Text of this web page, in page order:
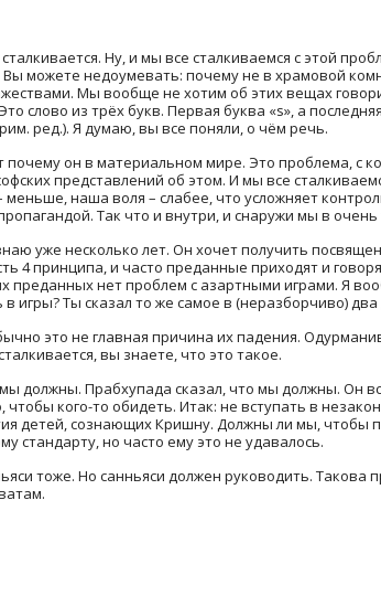
Ну, и мы все сталкиваемся с этой
можете недоумевать: почему не в храмовой
Мы вообще не хотим об этих вещах
слово из трёх букв. Первая буква «s», а
ред.). Я думаю, вы все поняли, о чём речь.
почему он в материальном мире. Это проблема, с
представлений об этом. И мы все
наша воля – слабее, что усложняет
Так что и внутри, и снаружи мы в
уже несколько лет. Он хочет получить
4 принципа, и часто преданные приходят и
нет проблем с азартными играми. Я
игры? Ты сказал то же самое в (неразборчиво) два
это не главная причина их падения.
вы знаете, что это такое.
должны. Прабхупада сказал, что мы должны. Он
кого-то обидеть. Итак: не вступать в
детей, сознающих Кришну. Должны ли мы, чтобы
стандарту, но часто ему это не удавалось.
тоже. Но санньяси должен руководить. Такова